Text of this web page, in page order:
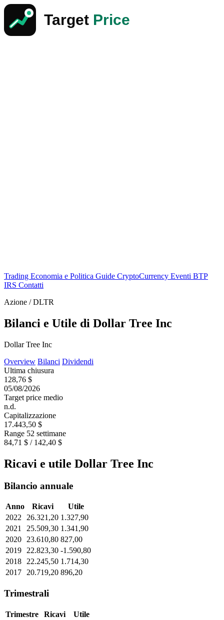
Trading Economia e Politica Guide CryptoCurrency Eventi BTP
IRS Contatti
Azione / DLTR
Bilanci e Utile di Dollar Tree Inc
Dollar Tree Inc
Overview Bilanci Dividendi
Ultima chiusura
128,76 $
05/08/2026
Target price medio
n.d.
Capitalizzazione
17.443,50 $
Range 52 settimane
84,71 $ / 142,40 $
Ricavi e utile Dollar Tree Inc
Bilancio annuale
Anno Ricavi
Utile
2022
26.321,20 1.327,90
2021
25.509,30 1.341,90
2020
23.610,80 827,00
2019
22.823,30 -1.590,80
2018
22.245,50 1.714,30
2017
20.719,20 896,20
Trimestrali
Trimestre Ricavi
Utile